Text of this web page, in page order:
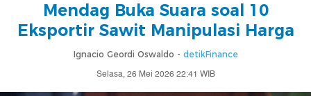
Mendag Buka Suara soal 10
Eksportir Sawit Manipulasi Harga
Ignacio Geordi Oswaldo - detikFinance
Selasa, 26 Mei 2026 22:41 WIB